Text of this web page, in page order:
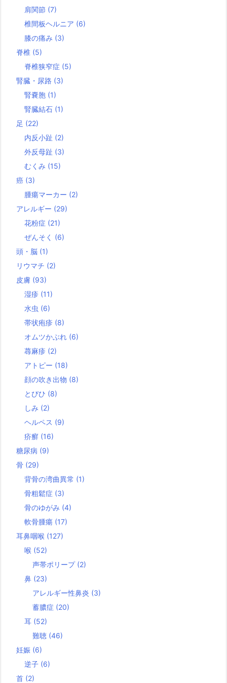
肩関節 (7)
椎間板ヘルニア (6)
膝の痛み (3)
脊椎 (5)
脊椎狭窄症 (5)
腎臓・尿路 (3)
腎嚢胞 (1)
腎臓結石 (1)
足 (22)
内反小趾 (2)
外反母趾 (3)
むくみ (15)
癌 (3)
腫瘍マーカー (2)
アレルギー (29)
花粉症 (21)
ぜんそく (6)
頭・脳 (1)
リウマチ (2)
皮膚 (93)
湿疹 (11)
水虫 (6)
帯状疱疹 (8)
オムツかぶれ (6)
蕁麻疹 (2)
アトピー (18)
顔の吹き出物 (8)
とびひ (8)
しみ (2)
ヘルペス (9)
疥癬 (16)
糖尿病 (9)
骨 (29)
背骨の湾曲異常 (1)
骨粗鬆症 (3)
骨のゆがみ (4)
軟骨腫瘍 (17)
耳鼻咽喉 (127)
喉 (52)
声帯ポリープ (2)
鼻 (23)
アレルギー性鼻炎 (3)
蓄膿症 (20)
耳 (52)
難聴 (46)
妊娠 (6)
逆子 (6)
首 (2)